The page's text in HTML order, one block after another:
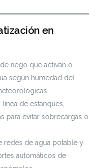
en
riego que activan o
según humedad del
de estanques,
para evitar sobrecargas o
redes de agua potable y
automáticos de